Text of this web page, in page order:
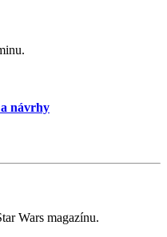
návrhy
Wars magazínu.